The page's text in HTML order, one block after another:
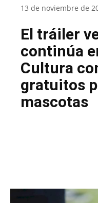
13 de noviembre de
El tráiler
continúa
Cultura
gratuitos
mascotas